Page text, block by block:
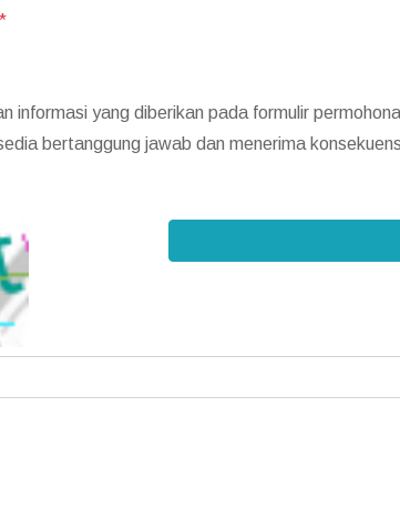
*
informasi yang diberikan pada formulir
bertanggung jawab dan menerima